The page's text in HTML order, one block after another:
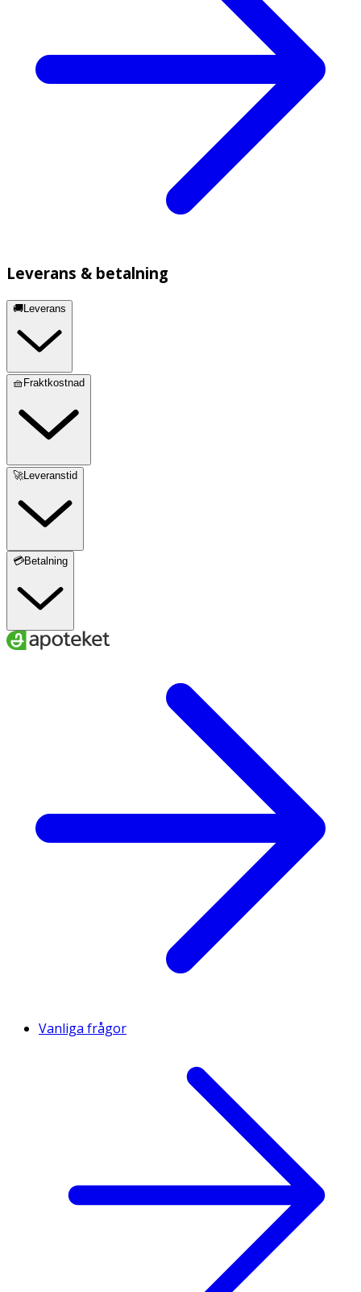
Leverans & betalning
🚚Leverans
🧺Fraktkostnad
🚀Leveranstid
💳Betalning
Vanliga frågor